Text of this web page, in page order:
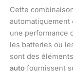
Cette
automatiquement
une performance
les batteries ou
sont des
auto fournissent